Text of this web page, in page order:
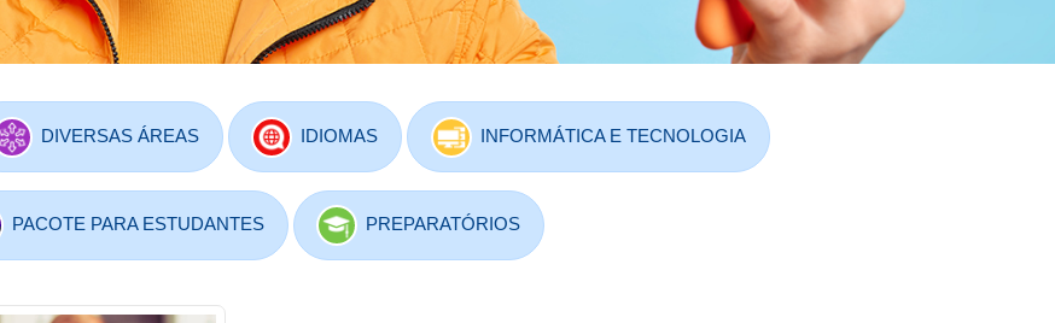
DIVERSAS ÁREAS IDIOMAS INFORMÁTICA E TECNOLOGIA
PACOTE PARA ESTUDANTES PREPARATÓRIOS